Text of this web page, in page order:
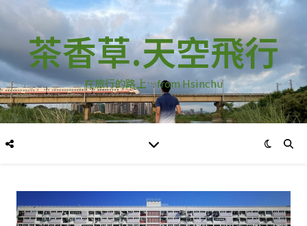
茶香草.天空飛行
在旅行的路上…from Hsinchu